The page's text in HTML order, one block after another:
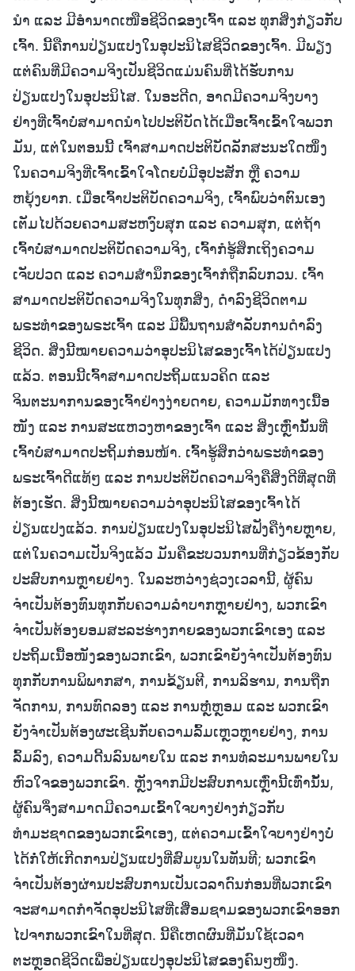
ນໍາ ແລະ ມີອຳນາດເໜືອຊີວິດຂອງເຈົ້າ ແລະ ທຸກສິ່ງກ່ຽວກັບ
ເຈົ້າ. ນີ້ຄືການປ່ຽນແປງໃນອຸປະນິໄສຊີວິດຂອງເຈົ້າ. ມີພຽງ
ແຕ່ຄົນທີ່ມີຄວາມຈິງເປັນຊີວິດແມ່ນຄົນທີ່ໄດ້ຮັບການ
ປ່ຽນແປງໃນອຸປະນິໄສ. ໃນອະດີດ, ອາດມີຄວາມຈິງບາງ
ຢ່າງທີ່ເຈົ້າບໍ່ສາມາດນໍາໄປປະຕິບັດໄດ້ເມື່ອເຈົ້າເຂົ້າໃຈພວກ
ມັນ, ແຕ່ໃນຕອນນີ້ ເຈົ້າສາມາດປະຕິບັດລັກສະນະໃດໜຶ່ງ
ໃນຄວາມຈິງທີ່ເຈົ້າເຂົ້າໃຈໂດຍບໍ່ມີອຸປະສັກ ຫຼື ຄວາມ
ຫຍຸ້ງຍາກ. ເມື່ອເຈົ້າປະຕິບັດຄວາມຈິງ, ເຈົ້າພົບວ່າຕົນເອງ
ເຕັມໄປດ້ວຍຄວາມສະຫງົບສຸກ ແລະ ຄວາມສຸກ, ແຕ່ຖ້າ
ເຈົ້າບໍ່ສາມາດປະຕິບັດຄວາມຈິງ, ເຈົ້າກໍຮູ້ສຶກເຖິງຄວາມ
ເຈັບປວດ ແລະ ຄວາມສຳນຶກຂອງເຈົ້າກໍຖືກລົບກວນ. ເຈົ້າ
ສາມາດປະຕິບັດຄວາມຈິງໃນທຸກສິ່ງ, ດຳລົງຊີວິດຕາມ
ພຣະທຳຂອງພຣະເຈົ້າ ແລະ ມີພື້ນຖານສຳລັບການດຳລົງ
ຊີວິດ. ສິ່ງນີ້ໝາຍຄວາມວ່າອຸປະນິໄສຂອງເຈົ້າໄດ້ປ່ຽນແປງ
ແລ້ວ. ຕອນນີ້ເຈົ້າສາມາດປະຖິ້ມແນວຄິດ ແລະ
ຈິນຕະນາການຂອງເຈົ້າຢ່າງງ່າຍດາຍ, ຄວາມມັກທາງເນື້ອ
ໜັງ ແລະ ການສະແຫວງຫາຂອງເຈົ້າ ແລະ ສິ່ງເຫຼົ່ານັ້ນທີ່
ເຈົ້າບໍ່ສາມາດປະຖິ້ມກ່ອນໜ້າ. ເຈົ້າຮູ້ສຶກວ່າພຣະທຳຂອງ
ພຣະເຈົ້າດີແທ້ໆ ແລະ ການປະຕິບັດຄວາມຈິງຄືສິ່ງດີທີ່ສຸດທີ່
ຕ້ອງເຮັດ. ສິ່ງນີ້ໝາຍຄວາມວ່າອຸປະນິໄສຂອງເຈົ້າໄດ້
ປ່ຽນແປງແລ້ວ. ການປ່ຽນແປງໃນອຸປະນິໄສຟັງຄືງ່າຍຫຼາຍ,
ແຕ່ໃນຄວາມເປັນຈິງແລ້ວ ມັນຄືຂະບວນການທີ່ກ່ຽວຂ້ອງກັບ
ປະສົບການຫຼາຍຢ່າງ. ໃນລະຫວ່າງຊ່ວງເວລານີ້, ຜູ້ຄົນ
ຈຳເປັນຕ້ອງທົນທຸກກັບຄວາມລຳບາກຫຼາຍຢ່າງ, ພວກເຂົາ
ຈຳເປັນຕ້ອງຍອມສະລະຮ່າງກາຍຂອງພວກເຂົາເອງ ແລະ
ປະຖິ້ມເນື້ອໜັງຂອງພວກເຂົາ, ພວກເຂົາຍັງຈຳເປັນຕ້ອງທົນ
ທຸກກັບການພິພາກສາ, ການຂ້ຽນຕີ, ການລິຮານ, ການຖືກ
ຈັດການ, ການທົດລອງ ແລະ ການຫຼໍ່ຫຼອມ ແລະ ພວກເຂົາ
ຍັງຈຳເປັນຕ້ອງຜະເຊີນກັບຄວາມລົ້ມເຫຼວຫຼາຍຢ່າງ, ການ
ລົ້ມລົງ, ຄວາມດີ້ນລົນພາຍໃນ ແລະ ການທໍລະມານພາຍໃນ
ຫົວໃຈຂອງພວກເຂົາ. ຫຼັງຈາກມີປະສົບການເຫຼົ່ານີ້ເທົ່ານັ້ນ,
ຜູ້ຄົນຈຶ່ງສາມາດມີຄວາມເຂົ້າໃຈບາງຢ່າງກ່ຽວກັບ
ທຳມະຊາດຂອງພວກເຂົາເອງ, ແຕ່ຄວາມເຂົ້າໃຈບາງຢ່າງບໍ່
ໄດ້ກໍ່ໃຫ້ເກີດການປ່ຽນແປງທີ່ສົມບູນໃນທັນທີ; ພວກເຂົາ
ຈຳເປັນຕ້ອງຜ່ານປະສົບການເປັນເວລາດົນກ່ອນທີ່ພວກເຂົາ
ຈະສາມາດກຳຈັດອຸປະນິໄສທີ່ເສື່ອມຊາມຂອງພວກເຂົາອອກ
ໄປຈາກພວກເຂົາໃນທີ່ສຸດ. ນີ້ຄືເຫດຜົນທີ່ມັນໃຊ້ເວລາ
ຕະຫຼອດຊີວິດເພື່ອປ່ຽນແປງອຸປະນິໄສຂອງຄົນໆໜຶ່ງ.